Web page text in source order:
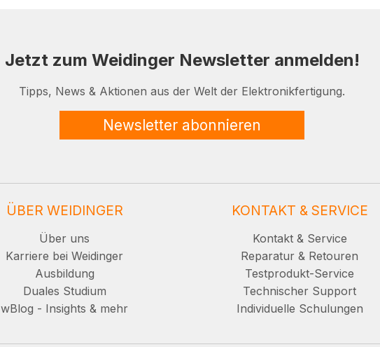
Jetzt zum Weidinger Newsletter anmelden!
Tipps, News & Aktionen aus der Welt der Elektronikfertigung.
Newsletter abonnieren
ÜBER WEIDINGER
Über uns
Karriere bei Weidinger
Ausbildung
Duales Studium
wBlog - Insights & mehr
KONTAKT & SERVICE
Kontakt & Service
Reparatur & Retouren
Testprodukt-Service
Technischer Support
Individuelle Schulungen